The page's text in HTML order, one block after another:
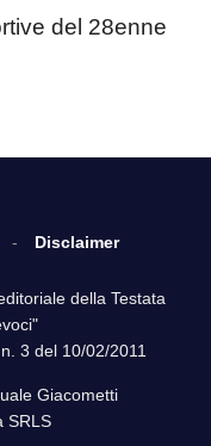
del 28enne
Disclaimer
della Testata
3 del 10/02/2011
Giacometti
SRLS